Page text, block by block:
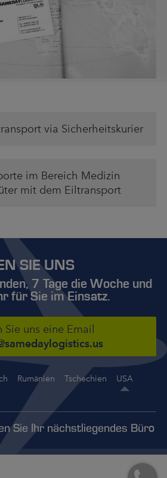
via Sicherheitskurier
im Bereich Medizin
mit dem Eiltransport
SIE UNS
7 Tage die Woche und
für Sie im Einsatz.
Sie uns eine Email
Rumänien Tschechien USA
Sie Ihr nächstliegendes Büro